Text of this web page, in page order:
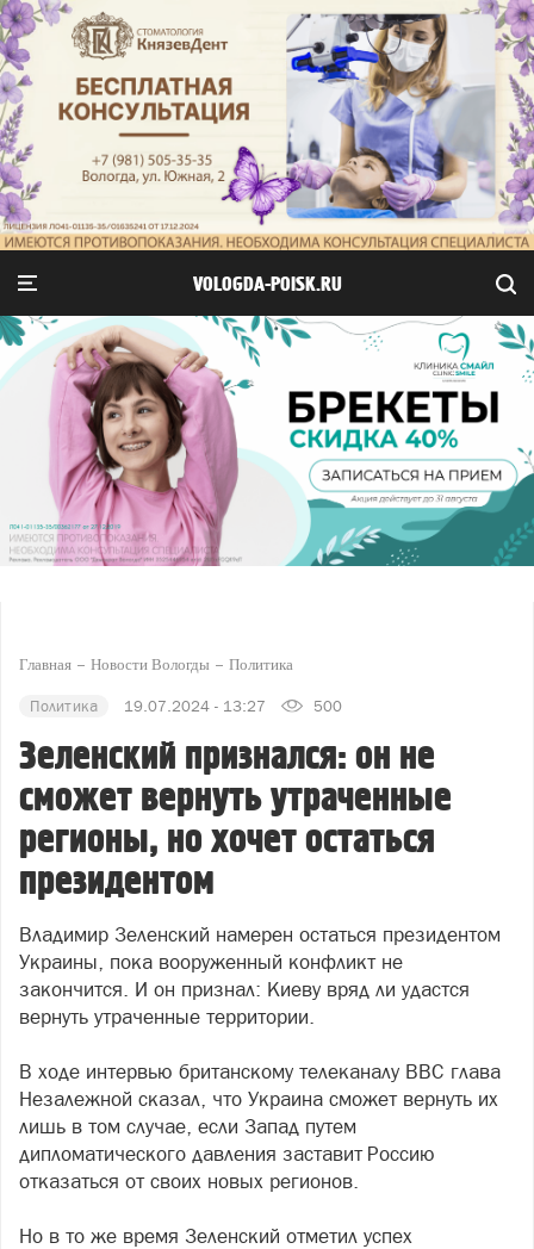
VOLOGDA-POISK.RU
Главная Новости Вологды Политика
Политика 19.07.2024 - 13:27 500
Зеленский признался: он не
сможет вернуть утраченные
регионы, но хочет остаться
президентом
Владимир Зеленский намерен остаться президентом
Украины, пока вооруженный конфликт не
закончится. И он признал: Киеву вряд ли удастся
вернуть утраченные территории.
В ходе интервью британскому телеканалу ВВС глава
Незалежной сказал, что Украина сможет вернуть их
лишь в том случае, если Запад путем
дипломатического давления заставит Россию
отказаться от своих новых регионов.
Но в то же время Зеленский отметил успех